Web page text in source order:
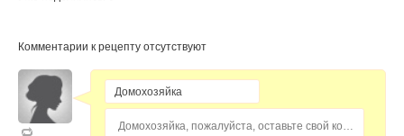
Комментарии к рецепту отсутствуют
Домохозяйка, пожалуйста, оставьте свой комментарий...